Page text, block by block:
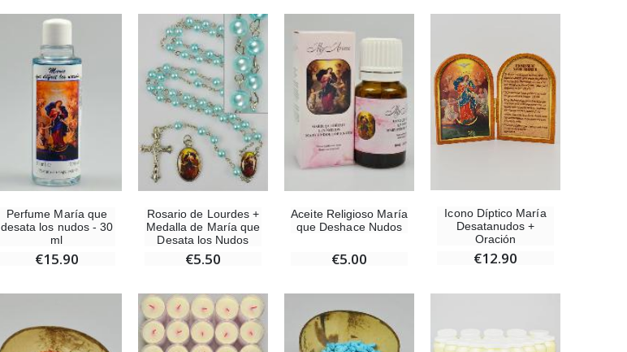
Perfume María que
desata los nudos - 30
ml
€15.90
Rosario de Lourdes +
Medalla de María que
Desata los Nudos
€5.50
Aceite Religioso María
que Deshace Nudos
€5.00
Icono Díptico María
Desatanudos +
Oración
€12.90